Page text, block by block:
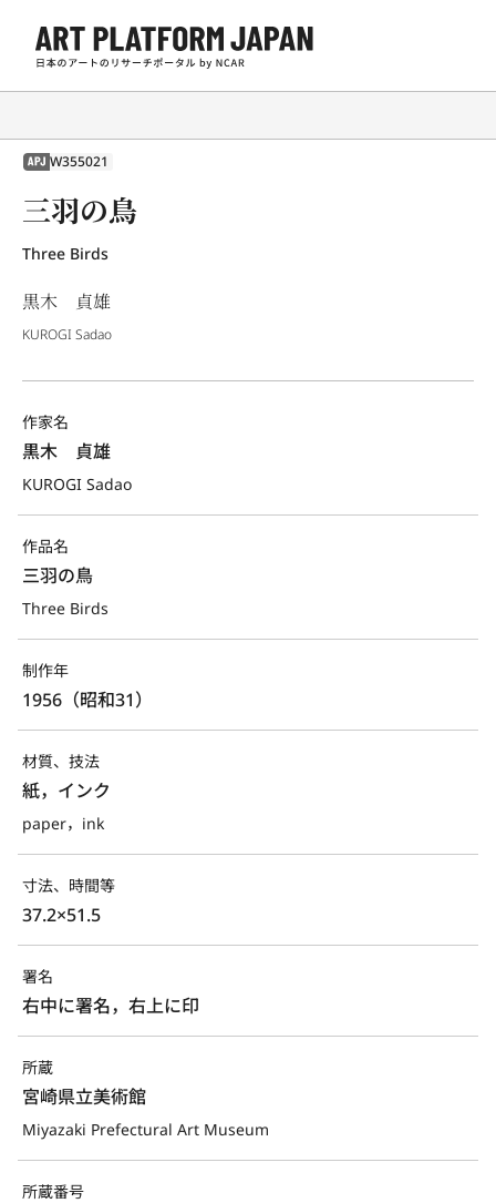
APJ W355021
三羽の鳥
Three Birds
黒木 貞雄
KUROGI Sadao
作家名
黒木　貞雄
KUROGI Sadao
作品名
三羽の鳥
Three Birds
制作年
1956（昭和31）
材質、技法
紙，インク
paper，ink
寸法、時間等
37.2×51.5
署名
右中に署名，右上に印
所蔵
宮崎県立美術館
Miyazaki Prefectural Art Museum
所蔵番号